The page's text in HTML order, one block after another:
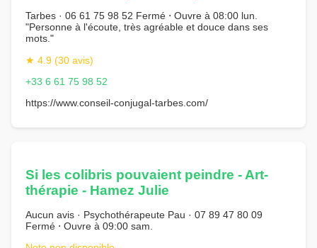
Tarbes · 06 61 75 98 52 Fermé ⋅ Ouvre à 08:00 lun.
"Personne à l'écoute, très agréable et douce dans ses
mots."
★ 4.9 (30 avis)
+33 6 61 75 98 52
https://www.conseil-conjugal-tarbes.com/
Si les colibris pouvaient peindre - Art-
thérapie - Hamez Julie
Aucun avis · Psychothérapeute Pau · 07 89 47 80 09
Fermé ⋅ Ouvre à 09:00 sam.